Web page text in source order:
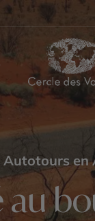
Autotours en
au